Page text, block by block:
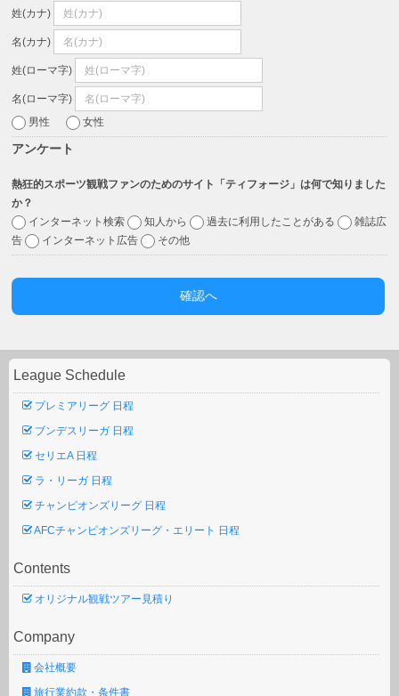
姓(カナ)
名(カナ)
姓(ローマ字)
名(ローマ字)
男性
女性
アンケート
熱狂的スポーツ観戦ファンのためのサイト「ティフォージ」は何で知りました
か？
インターネット検索
知人から 過去に利用したことがある
雑誌広
告
インターネット広告 その他
League Schedule
プレミアリーグ 日程
ブンデスリーガ 日程
セリエA 日程
ラ・リーガ 日程
チャンピオンズリーグ 日程
AFCチャンピオンズリーグ・エリート 日程
Contents
オリジナル観戦ツアー見積り
Company
会社概要
旅行業約款・条件書